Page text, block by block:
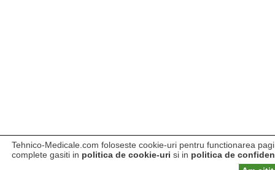
Tehnico-Medicale.com foloseste cookie-uri pentru functionarea
complete gasiti in politica de cookie-uri si in politica de